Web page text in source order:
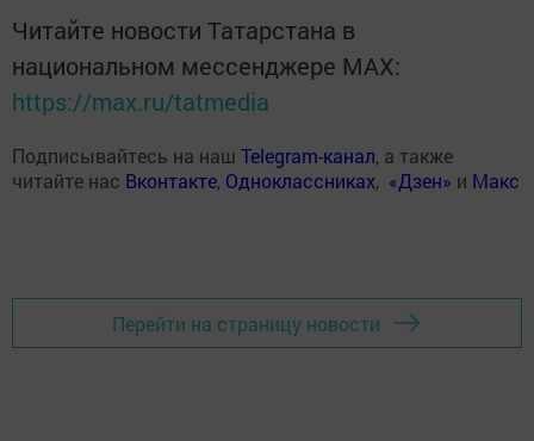
Читайте новости Татарстана в
национальном мессенджере MАХ:
https://max.ru/tatmedia
Подписывайтесь на наш Telegram-канал, а также
читайте нас Вконтакте, Одноклассниках, «Дзен» и Макс
Перейти на страницу новости